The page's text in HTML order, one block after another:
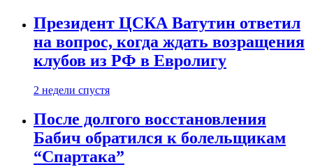
Президент ЦСКА Ватутин ответил
на вопрос, когда ждать возращения
клубов из РФ в Евролигу
2 недели спустя
После долгого восстановления
Бабич обратился к болельщикам
“Спартака”